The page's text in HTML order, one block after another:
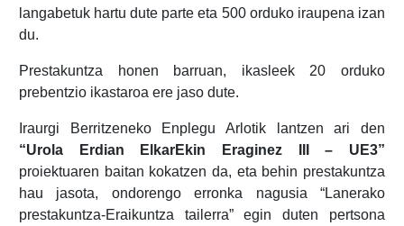
langabetuk hartu dute parte eta 500 orduko iraupena izan
du.
Prestakuntza honen barruan, ikasleek 20 orduko
prebentzio ikastaroa ere jaso dute.
Iraurgi Berritzeneko Enplegu Arlotik lantzen ari den
“Urola Erdian ElkarEkin Eraginez III – UE3”
proiektuaren baitan kokatzen da, eta behin prestakuntza
hau jasota, ondorengo erronka nagusia “Lanerako
prestakuntza-Eraikuntza tailerra” egin duten pertsona